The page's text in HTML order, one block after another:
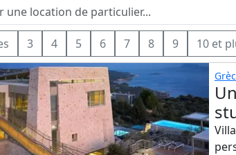
3 4 5 6 7 8 9 10 et